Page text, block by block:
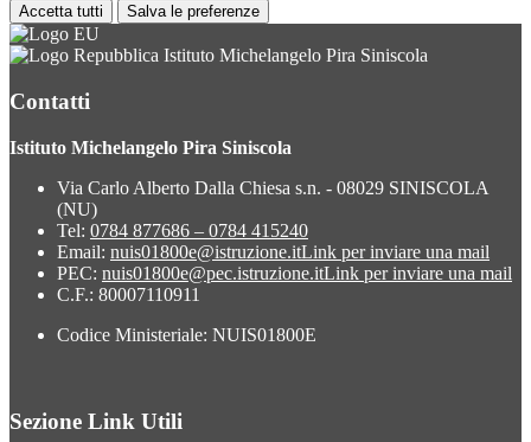
Accetta tutti Salva le preferenze
Istituto Michelangelo Pira Siniscola
Contatti
Istituto Michelangelo Pira Siniscola
Via Carlo Alberto Dalla Chiesa s.n. - 08029 SINISCOLA
(NU)
Tel: 0784 877686 – 0784 415240
Email: nuis01800e@istruzione.itLink per inviare una mail
PEC: nuis01800e@pec.istruzione.itLink per inviare una mail
C.F.: 80007110911
Codice Ministeriale: NUIS01800E
Sezione Link Utili